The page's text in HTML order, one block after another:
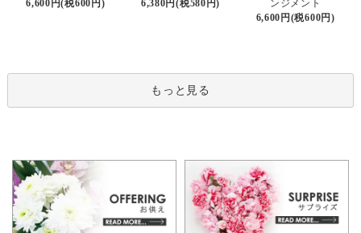
6,600円(税600円)
6,380円(税580円)
ンジメント
6,600円(税600円)
もっと見る